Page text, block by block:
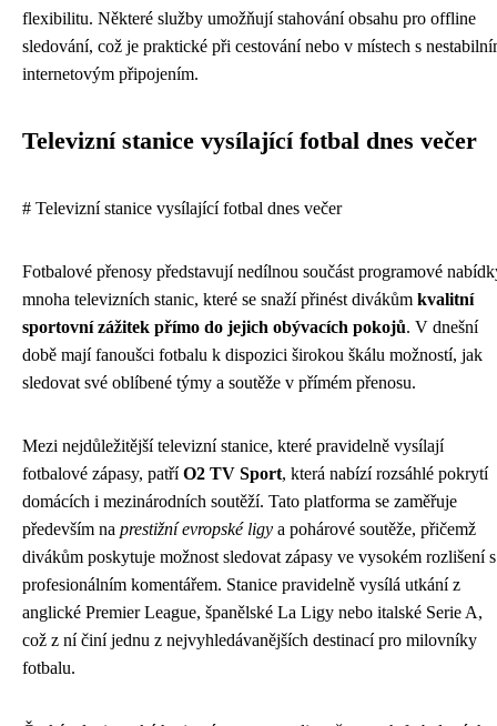
flexibilitu. Některé služby umožňují stahování obsahu pro offline
sledování, což je praktické při cestování nebo v místech s
internetovým připojením.
Televizní stanice vysílající fotbal dnes večer
# Televizní stanice vysílající fotbal dnes večer
Fotbalové přenosy představují nedílnou součást programové
mnoha televizních stanic, které se snaží přinést divákům kvalitní
sportovní zážitek přímo do jejich obývacích pokojů. V dnešní
době mají fanoušci fotbalu k dispozici širokou škálu možností, jak
sledovat své oblíbené týmy a soutěže v přímém přenosu.
Mezi nejdůležitější televizní stanice, které pravidelně vysílají
fotbalové zápasy, patříO2 TV Sport, která nabízí rozsáhlé pokrytí
domácích i mezinárodních soutěží. Tato platforma se zaměřuje
především na prestižní evropské ligy a pohárové soutěže, přičemž
divákům poskytuje možnost sledovat zápasy ve vysokém rozlišení s
profesionálním komentářem. Stanice pravidelně vysílá utkání z
anglické Premier League, španělské La Ligy nebo italské Serie A,
což z ní činí jednu z nejvyhledávanějších destinací pro milovníky
fotbalu.